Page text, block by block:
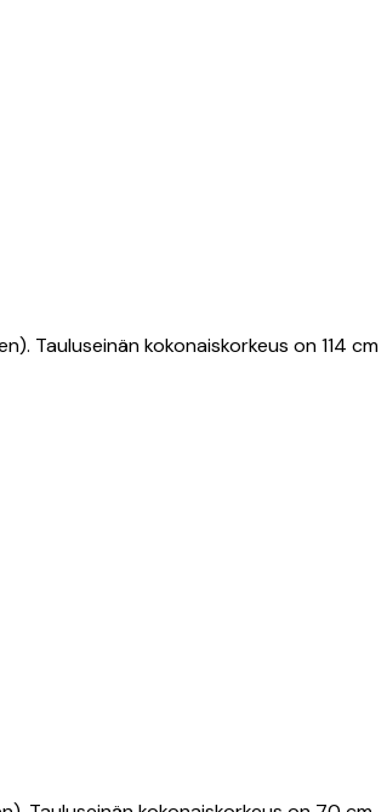
Tauluseinän kokonaiskorkeus on 114 cm